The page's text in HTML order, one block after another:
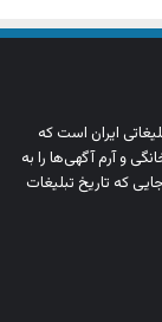
ایران است که
و آرم‌ آگهی‌ها را به‌
که تاریخ تبلیغات